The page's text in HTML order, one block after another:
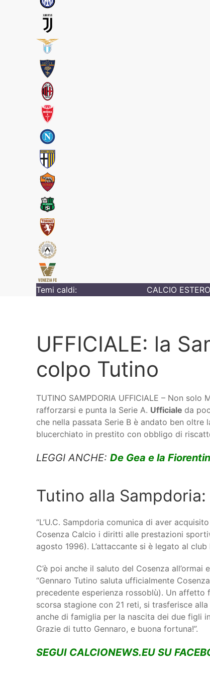
Temi caldi: CALCIO ESTERO
UFFICIALE: la
colpo Tutino
TUTINO SAMPDORIA UFFICIALE – Non solo
rafforzarsi e punta la Serie A. Ufficiale da
che nella passata Serie B è andato ben
blucerchiato in prestito con obbligo di
LEGGI ANCHE: De Gea e la
Tutino alla
“L’U.C. Sampdoria comunica di aver
Cosenza Calcio i diritti alle prestazioni
agosto 1996). L’attaccante si è legato al
C’è poi anche il saluto del Cosenza
“Gennaro Tutino saluta ufficialmente
precedente esperienza rossoblù). Un affetto
scorsa stagione con 21 reti, si trasferisce
anche di famiglia per la nascita dei due figli
Grazie di tutto Gennaro, e buona fortuna!”.
SEGUI CALCIONEWS.EU SU